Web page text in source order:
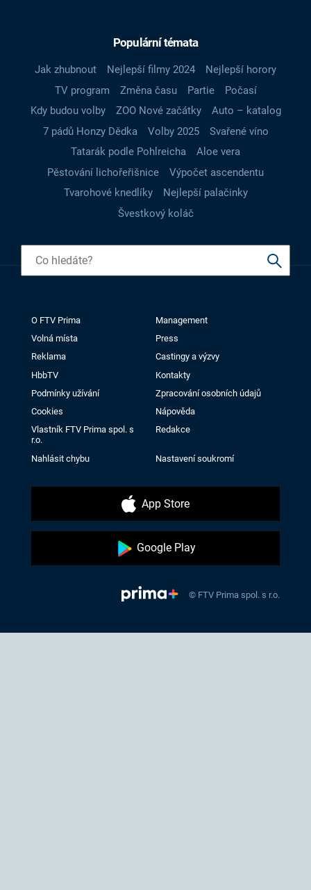
Populární témata
Jak zhubnout Nejlepší filmy 2024
Nejlepší horory
TV program
Změna času Partie
Počasí
Kdy budou volby
ZOO Nové začátky
Auto – katalog
7 pádů Honzy Dědka
Volby 2025
Svařené víno
Tatarák podle Pohlreicha
Aloe vera
Pěstování lichořeřišnice
Výpočet ascendentu
Tvarohové knedlíky
Nejlepší palačinky
Švestkový koláč
O FTV Prima
Management
Volná místa
Press
Reklama
Castingy a výzvy
HbbTV
Kontakty
Podmínky užívání
Zpracování osobních údajů
Cookies
Nápověda
Vlastník FTV Prima spol. s
r.o.
Redakce
Nahlásit chybu Nastavení soukromí
App Store
Google Play
© FTV Prima spol. s r.o.